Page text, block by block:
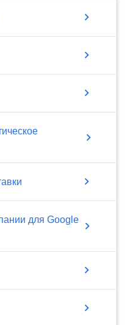
chevron_right
chevron_right
chevron_right
chevron_right
chevron_right
для Google
chevron_right
chevron_right
chevron_right